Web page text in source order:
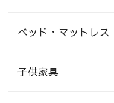
ベッド・マットレス
子供家具